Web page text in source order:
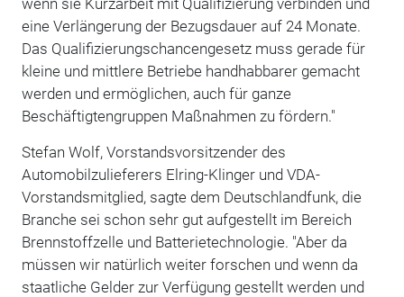
eine Verlängerung der Bezugsdauer auf 24 Monate.
Das Qualifizierungschancengesetz muss gerade für
kleine und mittlere Betriebe handhabbarer gemacht
werden und ermöglichen, auch für ganze
Beschäftigtengruppen Maßnahmen zu fördern."
Stefan Wolf, Vorstandsvorsitzender des
Automobilzulieferers Elring-Klinger und VDA-
Vorstandsmitglied, sagte dem Deutschlandfunk, die
Branche sei schon sehr gut aufgestellt im Bereich
Brennstoffzelle und Batterietechnologie. "Aber da
müssen wir natürlich weiter forschen und wenn da
staatliche Gelder zur Verfügung gestellt werden und